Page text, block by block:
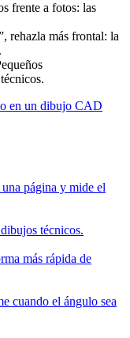
frente a fotos: las
rehazla más frontal: la
en un dibujo CAD
página y mide el
técnicos.
más rápida de
cuando el ángulo sea